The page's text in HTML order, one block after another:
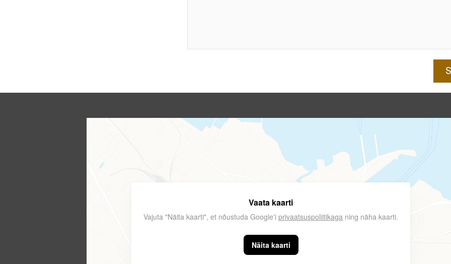
Vaata kaarti
Vajuta "Näita kaarti", et nõustuda Google'i privaatsuspoliitikaga ning näha kaarti.
Näita kaarti